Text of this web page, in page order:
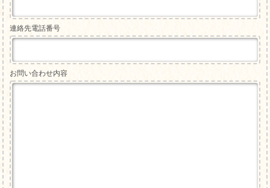
連絡先電話番号
お問い合わせ内容